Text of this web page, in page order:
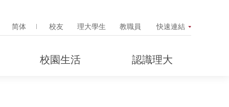
Popup
简体 校友 理大學生 教職員 快速連結
校園生活 認識理大